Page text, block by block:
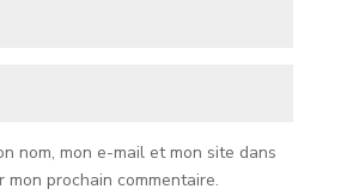
nom, mon e-mail et mon site dans
prochain commentaire.